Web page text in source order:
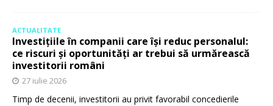
ACTUALITATE
Investițiile în companii care își reduc personalul:
ce riscuri și oportunități ar trebui să urmărească
investitorii români
27 iulie 2026
Timp de decenii, investitorii au privit favorabil concedierile